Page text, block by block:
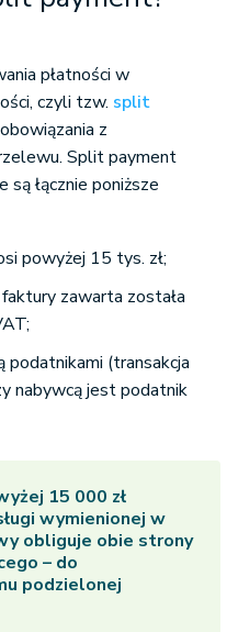
płatności w
czyli tzw. split
z
Split payment
są łącznie poniższe
powyżej 15 tys. zł;
zawarta została
podatnikami (transakcja
nabywcą jest podatnik
15 000 zł
wymienionej w
obliguje obie strony
– do
podzielonej